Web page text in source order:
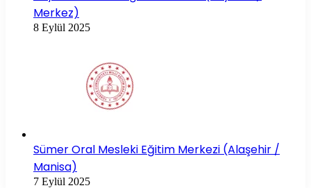
Merkez)
8 Eylül 2025
Sümer Oral Mesleki Eğitim Merkezi (Alaşehir /
Manisa)
7 Eylül 2025